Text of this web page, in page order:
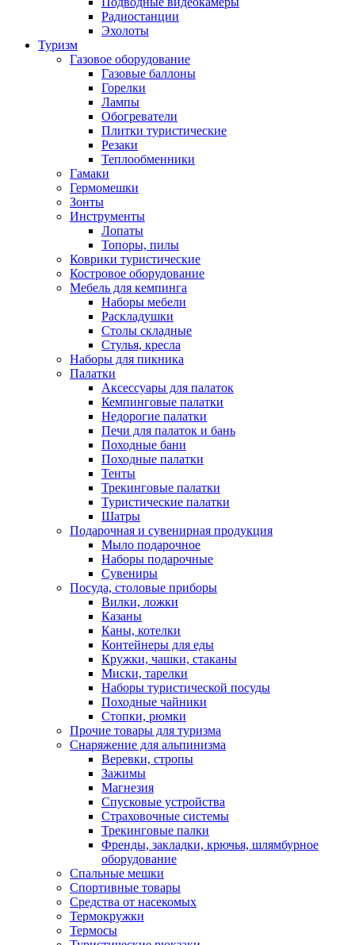
Радиостанции
Эхолоты
Туризм
Газовое оборудование
Газовые баллоны
Горелки
Лампы
Обогреватели
Плитки туристические
Резаки
Теплообменники
Гамаки
Гермомешки
Зонты
Инструменты
Лопаты
Топоры, пилы
Коврики туристические
Костровое оборудование
Мебель для кемпинга
Наборы мебели
Раскладушки
Столы складные
Стулья, кресла
Наборы для пикника
Палатки
Аксессуары для палаток
Кемпинговые палатки
Недорогие палатки
Печи для палаток и бань
Походные бани
Походные палатки
Тенты
Трекинговые палатки
Туристические палатки
Шатры
Подарочная и сувенирная продукция
Мыло подарочное
Наборы подарочные
Сувениры
Посуда, столовые приборы
Вилки, ложки
Казаны
Каны, котелки
Контейнеры для еды
Кружки, чашки, стаканы
Миски, тарелки
Наборы туристической посуды
Походные чайники
Стопки, рюмки
Прочие товары для туризма
Снаряжение для альпинизма
Веревки, стропы
Зажимы
Магнезия
Спусковые устройства
Страховочные системы
Трекинговые палки
Френды, закладки, крючья, шлямбурное
оборудование
Спальные мешки
Спортивные товары
Средства от насекомых
Термокружки
Термосы